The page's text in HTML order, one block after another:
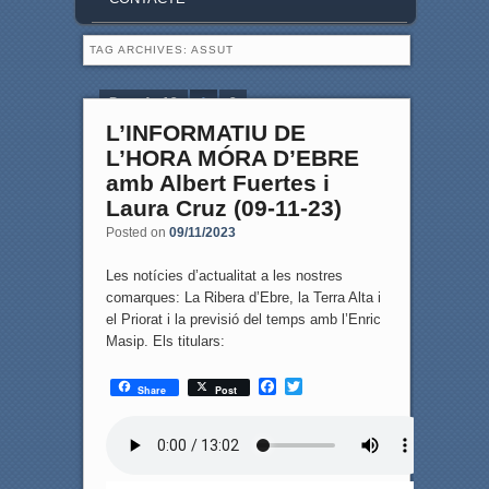
TAG ARCHIVES: ASSUT
Page 1 of 2 1 2
L’INFORMATIU DE
L’HORA MÓRA D’EBRE
amb Albert Fuertes i
Laura Cruz (09-11-23)
Posted on 09/11/2023
Les notícies d’actualitat a les nostres
comarques: La Ribera d’Ebre, la Terra Alta i
el Priorat i la previsió del temps amb l’Enric
Masip. Els titulars:
Share Post
F
T